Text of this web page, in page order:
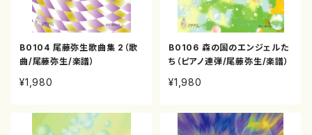
B0104 尾藤弥生歌曲集 2（歌
曲/尾藤弥生/楽譜）
¥1,980
B0106 森の国のエンジェルた
ち（ピアノ連弾/尾藤弥生/楽譜）
¥1,980